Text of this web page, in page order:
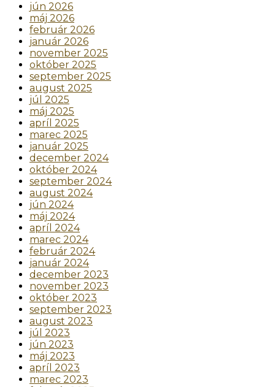
jún 2026
máj 2026
február 2026
január 2026
november 2025
október 2025
september 2025
august 2025
júl 2025
máj 2025
apríl 2025
marec 2025
január 2025
december 2024
október 2024
september 2024
august 2024
jún 2024
máj 2024
apríl 2024
marec 2024
február 2024
január 2024
december 2023
november 2023
október 2023
september 2023
august 2023
júl 2023
jún 2023
máj 2023
apríl 2023
marec 2023